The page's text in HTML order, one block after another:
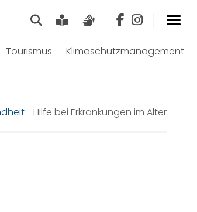
SucheLeichte Sprache
Tourismus Klimaschutzmanagement
Hilfe bei Erkrankungen im Alter